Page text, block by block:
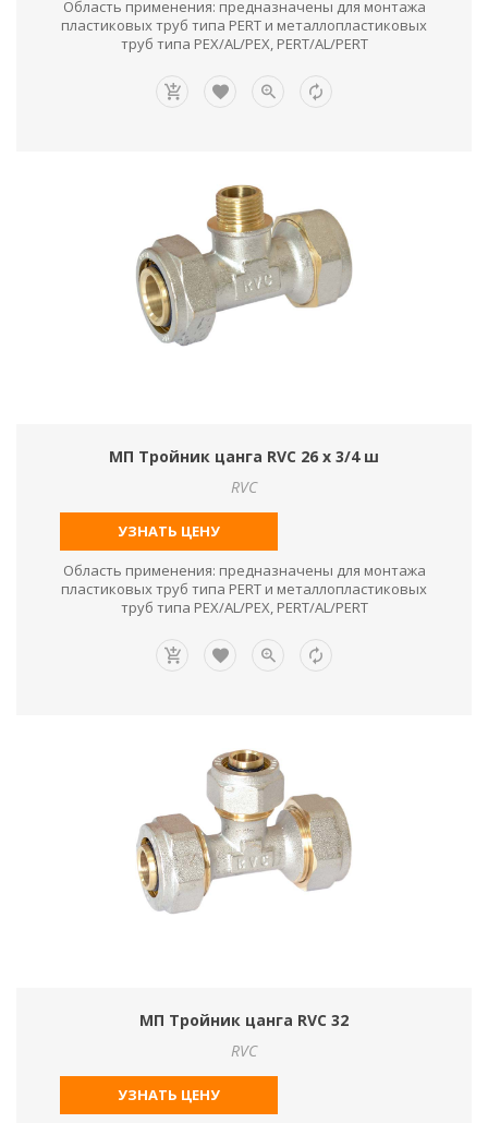
Область применения: предназначены для монтажа
пластиковых труб типа PERT и металлопластиковых
труб типа PEX/AL/PEX, PERT/AL/PERT
МП Тройник цанга RVC 26 х 3/4 ш
RVC
УЗНАТЬ ЦЕНУ
Область применения: предназначены для монтажа
пластиковых труб типа PERT и металлопластиковых
труб типа PEX/AL/PEX, PERT/AL/PERT
МП Тройник цанга RVC 32
RVC
УЗНАТЬ ЦЕНУ